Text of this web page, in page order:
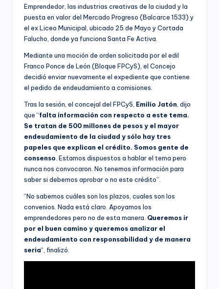
Emprendedor, las industrias creativas de la ciudad y la
puesta en valor del Mercado Progreso (Balcarce 1533) y
el ex Liceo Municipal, ubicado 25 de Mayo y Cortada
Falucho, donde ya funciona Santa Fe Activa.
Mediante una moción de orden solicitada por el edil
Franco Ponce de León (Bloque FPCyS), el Concejo
decidió enviar nuevamente el expediente que contiene
el pedido de endeudamiento a comisiones.
Tras la sesión, el concejal del FPCyS, Emilio Jatón , dijo
que “falta información con respecto a este tema.
Se tratan de 500 millones de pesos y el mayor
endeudamiento de la ciudad y sólo hay tres
papeles que explican el crédito. Somos gente de
consenso . Estamos dispuestos a hablar el tema pero
nunca nos convocaron. No tenemos información para
saber si debemos aprobar o no este crédito”.
“No sabemos cuáles son los plazos, cuales son los
convenios. Nada está claro. Apoyamos los
emprendedores pero no de esta manera. Queremos ir
por el buen camino y queremos analizar el
endeudamiento con responsabilidad y de manera
seria“, finalizó.